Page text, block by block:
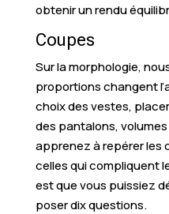
obtenir un rendu
Coupes
Sur la morphologie,
proportions changent
choix des vestes,
des pantalons,
apprenez à repérer
celles qui compliquent
est que vous puissiez
poser dix questions.